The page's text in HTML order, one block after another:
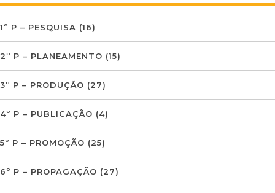
1º P – PESQUISA (16)
2º P – PLANEAMENTO (15)
3º P – PRODUÇÃO (27)
4º P – PUBLICAÇÃO (4)
5º P – PROMOÇÃO (25)
6º P – PROPAGAÇÃO (27)